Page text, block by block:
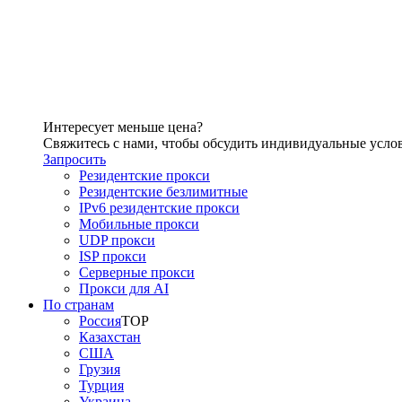
Интересует меньше цена?
Свяжитесь с нами, чтобы обсудить индивидуальные
Запросить
Резидентские прокси
Резидентские безлимитные
IPv6 резидентские прокси
Мобильные прокси
UDP прокси
ISP прокси
Серверные прокси
Прокси для AI
По странам
РоссияTOP
Казахстан
США
Грузия
Турция